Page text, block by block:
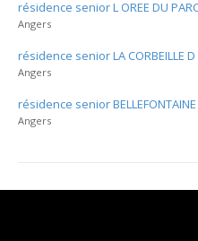
résidence senior L OREE DU
Angers
résidence senior LA CORBEILLE D
Angers
résidence senior BELLEFONTAINE
Angers